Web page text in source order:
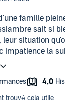
famille
sait si
leur situation
impatience la